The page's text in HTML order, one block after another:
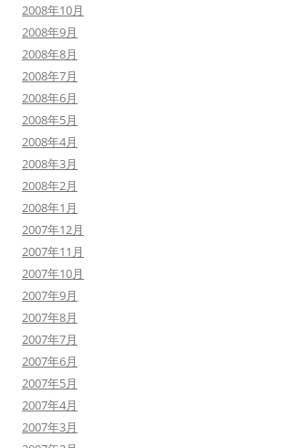
2008年10月
2008年9月
2008年8月
2008年7月
2008年6月
2008年5月
2008年4月
2008年3月
2008年2月
2008年1月
2007年12月
2007年11月
2007年10月
2007年9月
2007年8月
2007年7月
2007年6月
2007年5月
2007年4月
2007年3月